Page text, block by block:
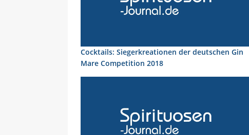
Cocktails: Siegerkreationen der deutschen Gin
Mare Competition 2018